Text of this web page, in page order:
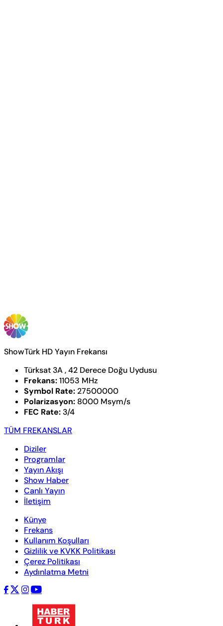
ShowTürk HD Yayın Frekansı
Türksat 3A , 42 Derece Doğu Uydusu
Frekans:11053 MHz
Symbol Rate: 27500000
Polarizasyon: 8000 Msym/s
FEC Rate: 3/4
TÜM FREKANSLAR
Diziler
Programlar
Yayın Akışı
Show Haber
Canlı Yayın
İletişim
Künye
Frekans
Kullanım Koşulları
Gizlilik ve KVKK Politikası
Çerez Politikası
Aydınlatma Metni